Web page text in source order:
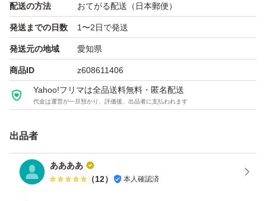
配送の方法 おてがる配送（日本郵便）
発送までの日数 1〜2日で発送
発送元の地域 愛知県
商品ID z608611406
Yahoo!フリマは全品送料無料・匿名配送
代金は運営が一旦預かり、評価後、出品者に支払われます
出品者
ああああ
（12） 本人確認済